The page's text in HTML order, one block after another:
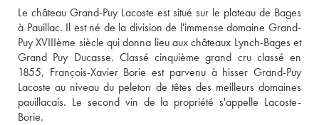
Le château Grand-Puy Lacoste est situé sur le plateau de Bages
à Pauillac. Il est né de la division de l'immense domaine Grand-
Puy XVIIIème siècle qui donna lieu aux châteaux Lynch-Bages et
Grand Puy Ducasse. Classé cinquième grand cru classé en
1855, François-Xavier Borie est parvenu à hisser Grand-Puy
Lacoste au niveau du peleton de têtes des meilleurs domaines
pauillacais. Le second vin de la propriété s'appelle Lacoste-
Borie.